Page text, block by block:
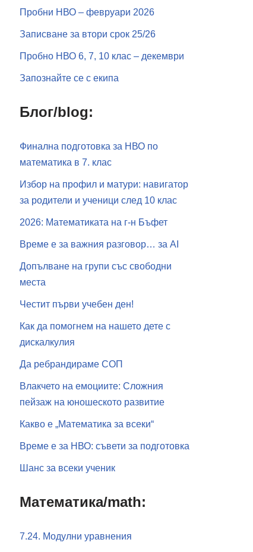
Пробни НВО – февруари 2026
Записване за втори срок 25/26
Пробно НВО 6, 7, 10 клас – декември
Запознайте се с екипа
Блог/blog:
Финална подготовка за НВО по
математика в 7. клас
Избор на профил и матури: навигатор
за родители и ученици след 10 клас
2026: Математиката на г-н Бъфет
Време е за важния разговор… за АI
Допълване на групи със свободни
места
Честит първи учебен ден!
Как да помогнем на нашето дете с
дискалкулия
Да ребрандираме СОП
Влакчето на емоциите: Сложния
пейзаж на юношеското развитие
Какво е „Математика за всеки“
Време е за НВО: съвети за подготовка
Шанс за всеки ученик
Математика/math:
7.24. Модулни уравнения